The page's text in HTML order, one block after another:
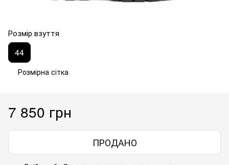
Розмір взуття
44
Розмірна сітка
7 850 грн
ПРОДАНО